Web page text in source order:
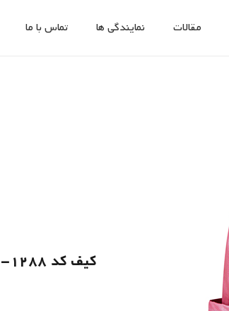
مقالات نمایندگی ها تماس با ما
کیف کد 1288-1